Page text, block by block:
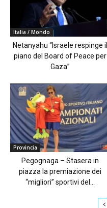
Italia / Mondo
Netanyahu “Israele respinge il
piano del Board of Peace per
Gaza”
Provincia
Pegognaga – Stasera in
piazza la premiazione dei
“migliori” sportivi del...